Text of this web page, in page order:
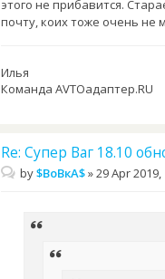
этого не прибавится.
почту, коих тоже очень не
Илья
Команда AVTOадаптер.RU
Re: Супер Ваг 18.10
by$ВоВкА$»29 Apr 2019,